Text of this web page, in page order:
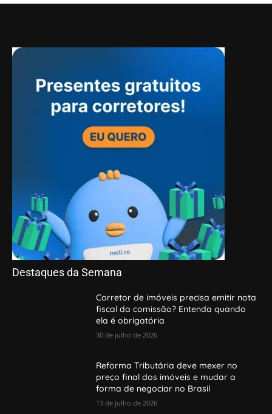
Destaques da Semana
Corretor de imóveis precisa emitir nota
fiscal da comissão? Entenda quando
ela é obrigatória
30 de julho de 2026
Reforma Tributária deve mexer no
preço final dos imóveis e mudar a
forma de negociar no Brasil
13 de julho de 2026